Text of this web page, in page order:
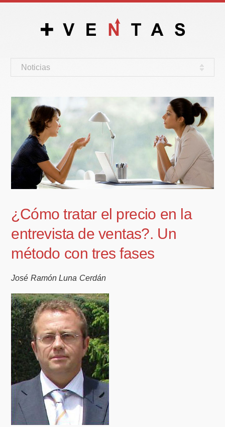
Noticias
¿Cómo tratar el precio en la
entrevista de ventas?. Un
método con tres fases
José Ramón Luna Cerdán